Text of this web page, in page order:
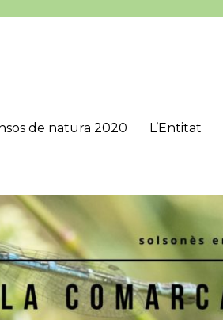
de natura 2020 L’Entitat